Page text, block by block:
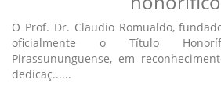
O Prof. Dr. Claudio Romualdo,
oficialmente o Título
Pirassununguense, em
dedicaç......